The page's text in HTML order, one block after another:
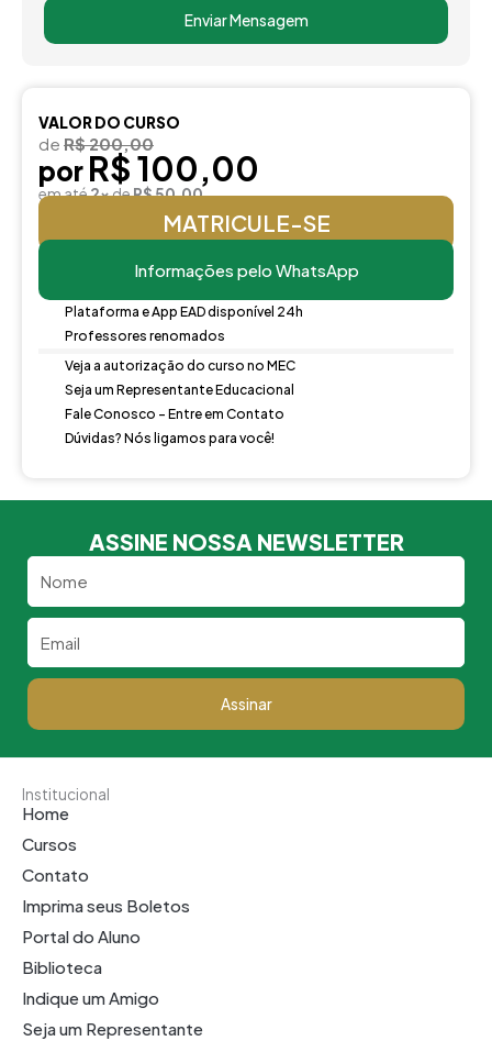
Enviar Mensagem
VALOR DO CURSO
de R$ 200,00
por R$ 100,00
em até2xdeR$ 50,00
MATRICULE-SE
Informações pelo WhatsApp
Plataforma e App EAD disponível 24h
Professores renomados
Veja a autorização do curso no MEC
Seja um Representante Educacional
Fale Conosco - Entre em Contato
Dúvidas? Nós ligamos para você!
ASSINE NOSSA NEWSLETTER
Assinar
Institucional
Home
Cursos
Contato
Imprima seus Boletos
Portal do Aluno
Biblioteca
Indique um Amigo
Seja um Representante